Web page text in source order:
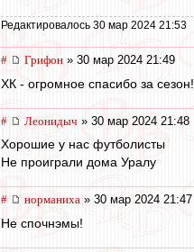
Редактировалось 30 мар 2024 21:53
# Грифон » 30 мар 2024 21:49
ХК - огромное спасибо за сезон!
# Леонидыч » 30 мар 2024 21:48
Хорошие у нас футболисты
Не проиграли дома Уралу
# норманиха » 30 мар 2024 21:47
Не спочнэмы!